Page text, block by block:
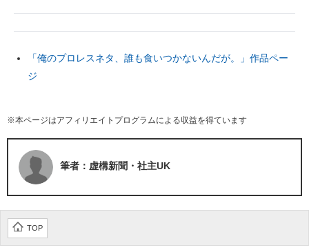
「俺のプロレスネタ、誰も食いつかないんだが。」作品ペー
ジ
※本ページはアフィリエイトプログラムによる収益を得ています
筆者：虚構新聞・社主UK
TOP